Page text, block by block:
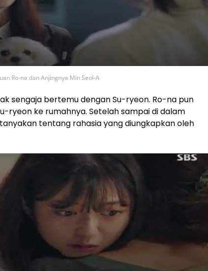
Ro-na dan Anjingnya Min Seol-A
sengaja bertemu dengan Su-ryeon. Ro-na pun
ryeon ke rumahnya. Setelah sampai di dalam
tentang rahasia yang diungkapkan oleh